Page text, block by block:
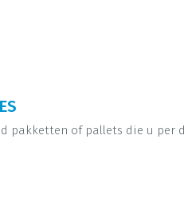
pakketten of pallets die u per